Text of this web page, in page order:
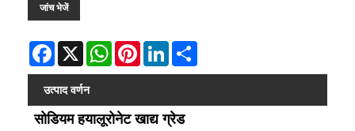
जांच भेजें
Facebook
X WhatsAppPinterestLinkedIn
उत्पाद वर्णन
सोडियम हयालूरोनेट खाद्य ग्रेड